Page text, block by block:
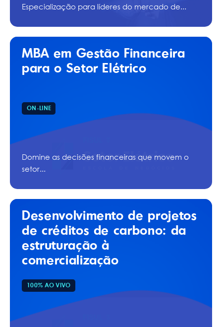
Especialização para líderes do mercado de...
MBA em Gestão Financeira
para o Setor Elétrico
ON-LINE
Domine as decisões financeiras que movem o
setor...
Desenvolvimento de projetos
de créditos de carbono: da
estruturação à
comercialização
100% AO VIVO